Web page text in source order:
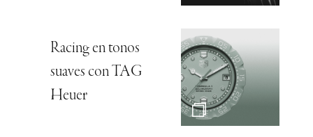
Racing en tonos
suaves con TAG
Heuer